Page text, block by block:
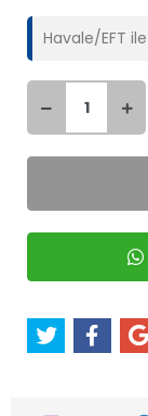
Havale/EFT ile